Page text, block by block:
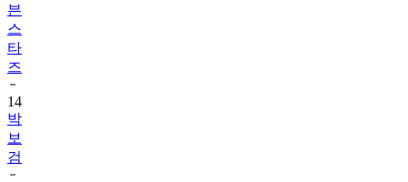
븐
스
타
즈
14
박
보
검